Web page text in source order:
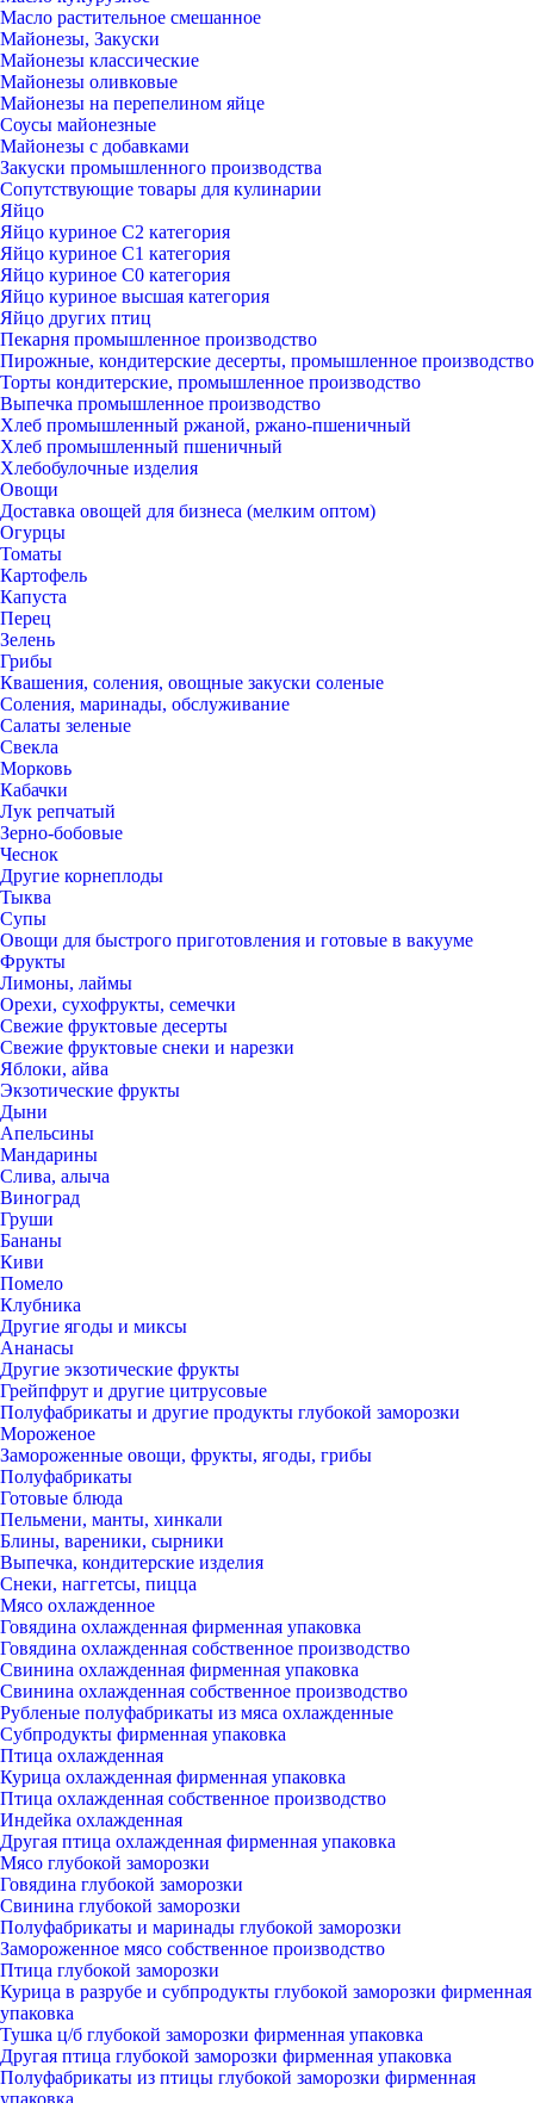
Масло растительное смешанное
Майонезы, Закуски
Майонезы классические
Майонезы оливковые
Майонезы на перепелином яйце
Соусы майонезные
Майонезы с добавками
Закуски промышленного производства
Сопутствующие товары для кулинарии
Яйцо
Яйцо куриное С2 категория
Яйцо куриное С1 категория
Яйцо куриное С0 категория
Яйцо куриное высшая категория
Яйцо других птиц
Пекарня промышленное производство
Пирожные, кондитерские десерты, промышленное производство
Торты кондитерские, промышленное производство
Выпечка промышленное производство
Хлеб промышленный ржаной, ржано-пшеничный
Хлеб промышленный пшеничный
Хлебобулочные изделия
Овощи
Доставка овощей для бизнеса (мелким оптом)
Огурцы
Томаты
Картофель
Капуста
Перец
Зелень
Грибы
Квашения, соления, овощные закуски соленые
Соления, маринады, обслуживание
Салаты зеленые
Свекла
Морковь
Кабачки
Лук репчатый
Зерно-бобовые
Чеснок
Другие корнеплоды
Тыква
Супы
Овощи для быстрого приготовления и готовые в вакууме
Фрукты
Лимоны, лаймы
Орехи, сухофрукты, семечки
Свежие фруктовые десерты
Свежие фруктовые снеки и нарезки
Яблоки, айва
Экзотические фрукты
Дыни
Апельсины
Мандарины
Слива, алыча
Виноград
Груши
Бананы
Киви
Помело
Клубника
Другие ягоды и миксы
Ананасы
Другие экзотические фрукты
Грейпфрут и другие цитрусовые
Полуфабрикаты и другие продукты глубокой заморозки
Мороженое
Замороженные овощи, фрукты, ягоды, грибы
Полуфабрикаты
Готовые блюда
Пельмени, манты, хинкали
Блины, вареники, сырники
Выпечка, кондитерские изделия
Снеки, наггетсы, пицца
Мясо охлажденное
Говядина охлажденная фирменная упаковка
Говядина охлажденная собственное производство
Свинина охлажденная фирменная упаковка
Свинина охлажденная собственное производство
Рубленые полуфабрикаты из мяса охлажденные
Субпродукты фирменная упаковка
Птица охлажденная
Курица охлажденная фирменная упаковка
Птица охлажденная собственное производство
Индейка охлажденная
Другая птица охлажденная фирменная упаковка
Мясо глубокой заморозки
Говядина глубокой заморозки
Свинина глубокой заморозки
Полуфабрикаты и маринады глубокой заморозки
Замороженное мясо собственное производство
Птица глубокой заморозки
Курица в разрубе и субпродукты глубокой заморозки фирменная
упаковка
Тушка ц/б глубокой заморозки фирменная упаковка
Другая птица глубокой заморозки фирменная упаковка
Полуфабрикаты из птицы глубокой заморозки фирменная